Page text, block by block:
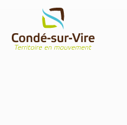
Cookies management panel